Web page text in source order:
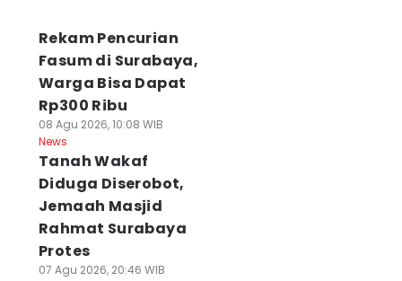
Rekam Pencurian
Fasum di Surabaya,
Warga Bisa Dapat
Rp300 Ribu
08 Agu 2026, 10:08 WIB
News
Tanah Wakaf
Diduga Diserobot,
Jemaah Masjid
Rahmat Surabaya
Protes
07 Agu 2026, 20:46 WIB